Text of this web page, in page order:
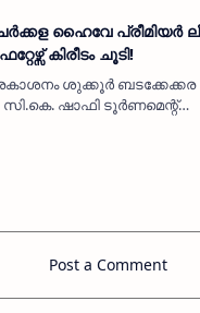
ഹൈവേ പ്രീമിയർ
കിരീടം ചൂടി!
ശുക്കൂർ ബടക്കേക്കര
സി.കെ. ഷാഫി ടൂർണമെന്റ്
വിജയികൾക്ക് ട്രോഫി
വ്ലോഗർ ഫവാസ്
Post a Comment